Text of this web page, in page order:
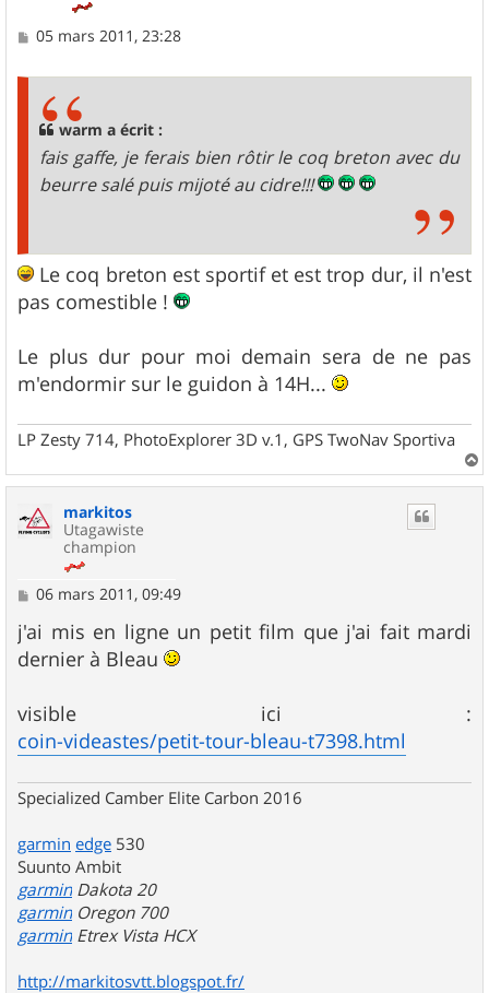
M
05 mars 2011, 23:28
warm a écrit :
fais gaffe, je ferais bien rôtir le coq breton avec du
beurre salé puis mijoté au cidre!!!
Le coq breton est sportif et est trop dur, il n'est
pas comestible !
Le plus dur pour moi demain sera de ne pas
m'endormir sur le guidon à 14H...
LP Zesty 714, PhotoExplorer 3D v.1, GPS TwoNav Sportiva
a
markitos
Utagawiste
champion
M
s
s
a
06 mars 2011, 09:49
j'ai mis en ligne un petit film que j'ai fait mardi
dernier à Bleau
visible ici :
coin-videastes/petit-tour-bleau-t7398.html
Specialized Camber Elite Carbon 2016
garmin edge 530
Suunto Ambit
garmin Dakota 20
garmin Oregon 700
garmin Etrex Vista HCX
http://markitosvtt.blogspot.fr/